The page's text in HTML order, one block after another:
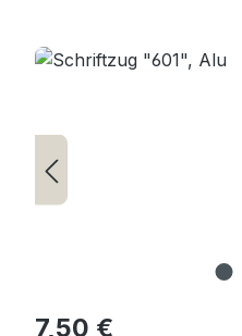
Bildergalerie überspringen
Regulärer Preis:
7,50 €